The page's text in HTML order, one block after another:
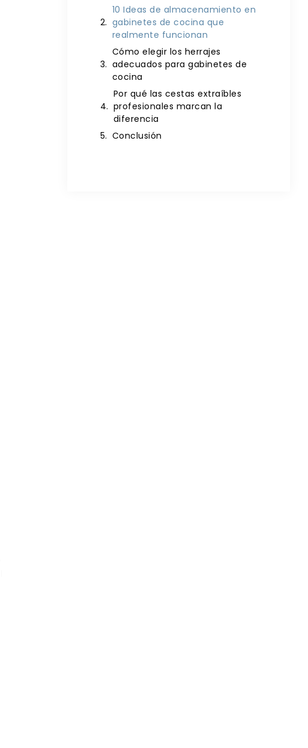
10 Ideas de almacenamiento en
gabinetes de cocina que
realmente funcionan
Cómo elegir los herrajes
adecuados para gabinetes de
cocina
Por qué las cestas extraíbles
profesionales marcan la
diferencia
Conclusión